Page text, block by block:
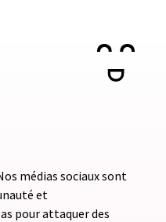
médias sociaux sont
et
pour attaquer des